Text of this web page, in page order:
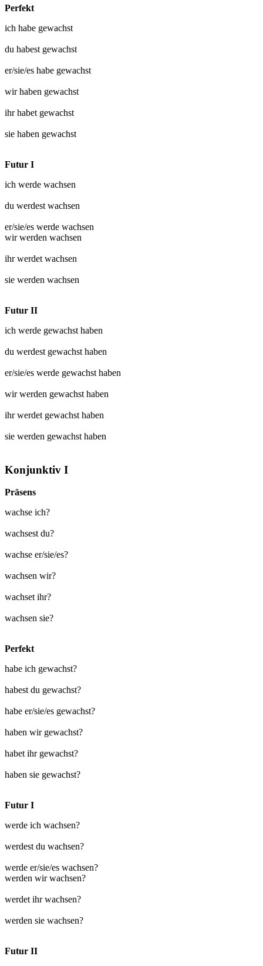
Perfekt
ich habe gewachst
du habest gewachst
er/sie/es habe gewachst
wir haben gewachst
ihr habet gewachst
sie haben gewachst
Futur I
ich werde wachsen
du werdest wachsen
er/sie/es werde wachsen
wir werden wachsen
ihr werdet wachsen
sie werden wachsen
Futur II
ich werde gewachst haben
du werdest gewachst haben
er/sie/es werde gewachst haben
wir werden gewachst haben
ihr werdet gewachst haben
sie werden gewachst haben
Konjunktiv I
Präsens
wachse ich?
wachsest du?
wachse er/sie/es?
wachsen wir?
wachset ihr?
wachsen sie?
Perfekt
habe ich gewachst?
habest du gewachst?
habe er/sie/es gewachst?
haben wir gewachst?
habet ihr gewachst?
haben sie gewachst?
Futur I
werde ich wachsen?
werdest du wachsen?
werde er/sie/es wachsen?
werden wir wachsen?
werdet ihr wachsen?
werden sie wachsen?
Futur II